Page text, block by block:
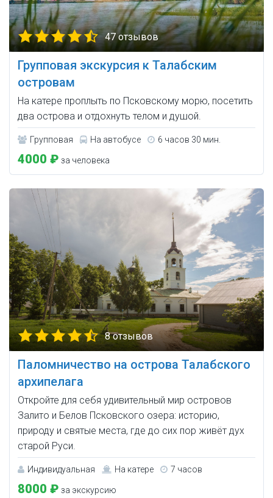
47 отзывов
Групповая экскурсия к Талабским
островам
На катере проплыть по Псковскому морю, посетить
два острова и отдохнуть телом и душой.
Групповая На автобусе 6 часов 30 мин.
4000 ₽ за человека
8 отзывов
Паломничество на острова Талабского
архипелага
Откройте для себя удивительный мир островов
Залито и Белов Псковского озера: историю,
природу и святые места, где до сих пор живёт дух
старой Руси.
Индивидуальная На катере 7 часов
8000 ₽ за экскурсию